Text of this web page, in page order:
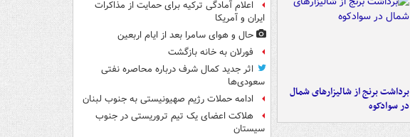
برداشت برنج از شالیزارهای شمال
در سوادکوه
اعلام آمادگی ترکیه برای حمایت از مذاکرات
ایران و آمریکا
حال و هوای سامرا بعد از ایام اربعین
فورلان به خانه بازگشت
اثر جدید کمال شرف درباره محاصره نفتی
سعودی‌ها
ادامه حملات رژیم صهیونیستی به جنوب لبنان
هلاکت اعضای یک تیم تروریستی در جنوب
سیستان